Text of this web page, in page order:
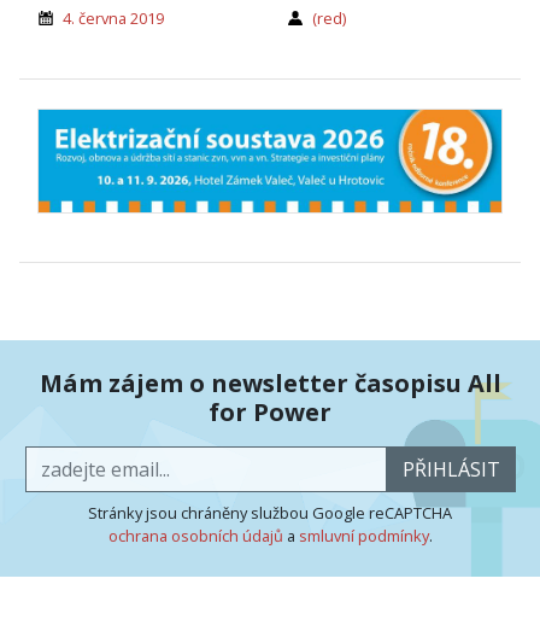
4. června 2019 (red)
Mám zájem o newsletter časopisu All
for Power
PŘIHLÁSIT
Stránky jsou chráněny službou Google reCAPTCHA
ochrana osobních údajů a smluvní podmínky.